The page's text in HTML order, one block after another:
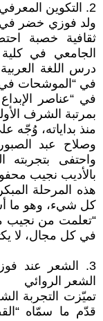
2. التكوين المعرفي وبدايات الوعي الشعري
ثقافية خصبة
الجامعي في
درس اللغة
بمرتبة الشرف
منذ بداياته،
وصلاح عبد
واحتفى بتجربته
بالأديب نجيب
هذه المرحلة
كل شيء، وهو ما
“تعلمت من نجيب
في كل مجال، لا
3. الشعر عند
الشعر الروائي
تميّزت التجربة
قدّم ما سمّاه